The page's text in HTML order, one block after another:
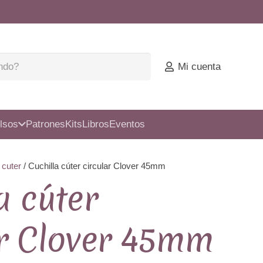
Mi cuenta
PatronesKitsLibrosEventos
cuter / Cuchilla cúter circular Clover 45mm
cúter
45mm